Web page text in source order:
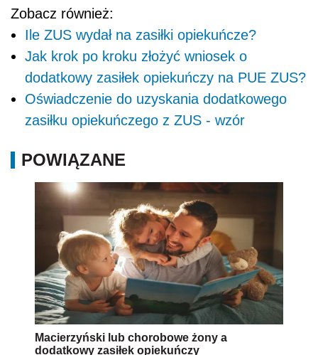
Zobacz również:
Ile ZUS wydał na zasiłki opiekuńcze?
Jak krok po kroku złożyć wniosek o
dodatkowy zasiłek opiekuńczy na PUE ZUS?
Oświadczenie do uzyskania dodatkowego
zasiłku opiekuńczego z ZUS - wzór
POWIĄZANE
Macierzyński lub chorobowe żony a
dodatkowy zasiłek opiekuńczy